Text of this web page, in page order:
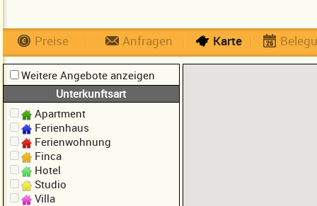
Preise Anfragen Karte
Weitere Angebote anzeigen
Unterkunftsart
Apartment
Ferienhaus
Ferienwohnung
Finca
Hotel
Studio
Villa